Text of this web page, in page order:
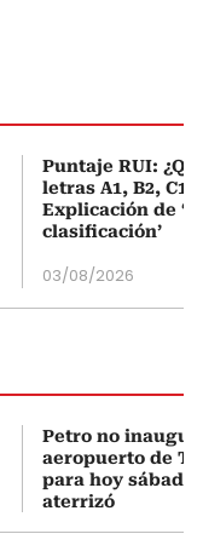
Puntaje RUI:
letras A1, B2, C1
Explicación de
clasificación’
03/08/2026
Petro no
aeropuerto de
para hoy
aterrizó